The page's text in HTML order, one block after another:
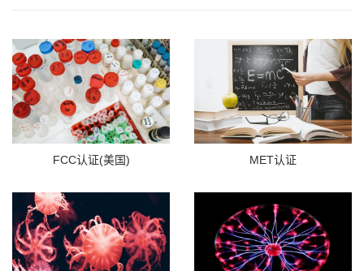
FCC认证(美国) MET认证